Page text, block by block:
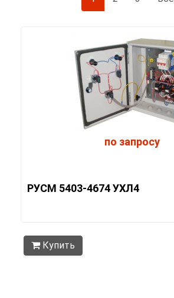
по запросу
РУСМ 5403-4674 УХЛ4
Купить